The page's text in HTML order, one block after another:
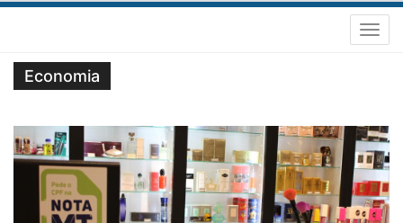
Economia